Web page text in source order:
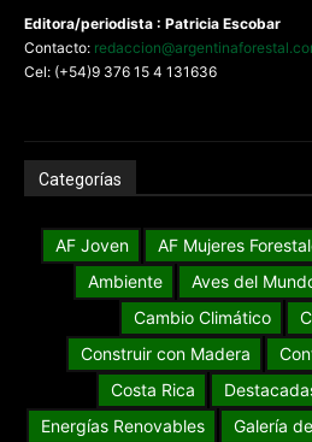
Editora/periodista : Patricia Escobar
Contacto:
Cel: (+54)9 376 15 4 131636
Categorías
AF Joven AF Mujeres
Ambiente
Aves del
Cambio Climático
Construir con Madera
Costa Rica
Energías Renovables
Galería